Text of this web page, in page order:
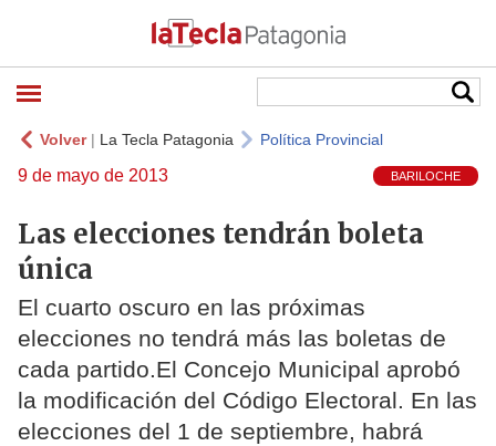
Volver| La Tecla Patagonia Política Provincial
9 de mayo de 2013 BARILOCHE
Las elecciones tendrán boleta
única
El cuarto oscuro en las próximas
elecciones no tendrá más las boletas de
cada partido.El Concejo Municipal aprobó
la modificación del Código Electoral. En las
elecciones del 1 de septiembre, habrá